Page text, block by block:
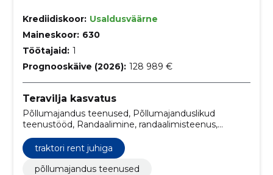
Krediidiskoor: Usaldusväärne
Maineskoor: 630
Töötajaid: 1
Prognooskäive (2026): 128 989 €
Teravilja kasvatus
Põllumajandus teenused, Põllumajanduslikud
teenustööd, Randaalimine, randaalimisteenus,
Külvamine, külvamisteenused, külvik, Traktori rent
juhiga, talvine teehooldus, Lumelükkamine Väike-
Maarja vallas, Vedelsõnniku laotamine, Maisi külv,
Rohusilo koristus
traktori rent juhiga
põllumajandus teenused